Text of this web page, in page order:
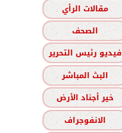
مقالات الرأي
الصحف
فيديو رئيس التحرير
البث المباشر
خير أجناد الأرض
الانفوجراف